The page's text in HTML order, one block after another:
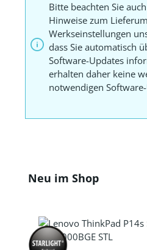
Bitte beachten Sie
Hinweise zum
Werkseinstellungen
dass Sie automatisch
Software-Updates
erhalten daher keine
notwendigen
Produktgalerie überspringen
Neu im Shop